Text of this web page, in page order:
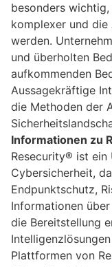
besonders
komplexer und
werden.
und überholten
aufkommenden
Aussagekräftige
die Methoden der
Informationen zu
Resecurity® ist ein
Cybersicherheit,
Endpunktschutz,
Informationen
die Bereitstellung
Plattformen von